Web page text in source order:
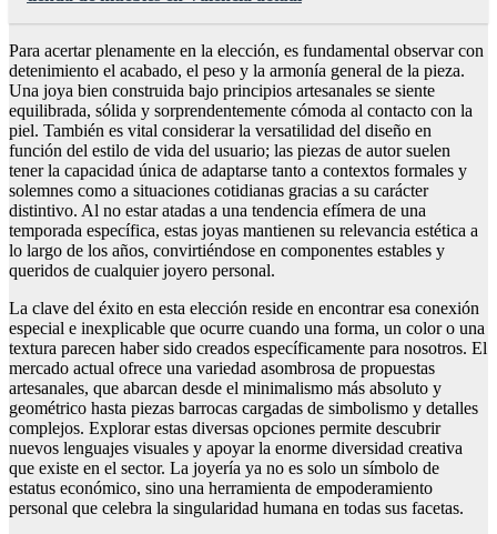
Para acertar plenamente en la elección, es fundamental observar con
detenimiento el acabado, el peso y la armonía general de la pieza.
Una joya bien construida bajo principios artesanales se siente
equilibrada, sólida y sorprendentemente cómoda al contacto con la
piel. También es vital considerar la versatilidad del diseño en
función del estilo de vida del usuario; las piezas de autor suelen
tener la capacidad única de adaptarse tanto a contextos formales y
solemnes como a situaciones cotidianas gracias a su carácter
distintivo. Al no estar atadas a una tendencia efímera de una
temporada específica, estas joyas mantienen su relevancia estética a
lo largo de los años, convirtiéndose en componentes estables y
queridos de cualquier joyero personal.
La clave del éxito en esta elección reside en encontrar esa conexión
especial e inexplicable que ocurre cuando una forma, un color o una
textura parecen haber sido creados específicamente para nosotros. El
mercado actual ofrece una variedad asombrosa de propuestas
artesanales, que abarcan desde el minimalismo más absoluto y
geométrico hasta piezas barrocas cargadas de simbolismo y detalles
complejos. Explorar estas diversas opciones permite descubrir
nuevos lenguajes visuales y apoyar la enorme diversidad creativa
que existe en el sector. La joyería ya no es solo un símbolo de
estatus económico, sino una herramienta de empoderamiento
personal que celebra la singularidad humana en todas sus facetas.